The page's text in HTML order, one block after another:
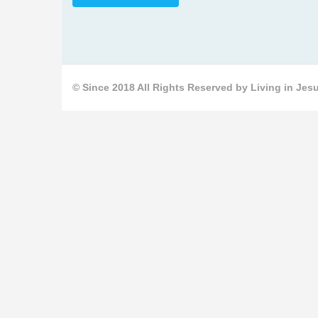
© Since 2018 All Rights Reserved by Living in